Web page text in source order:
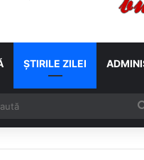
ȘTIRILE ZILEI
aleatoriu